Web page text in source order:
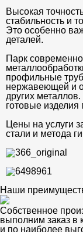
Высокая
стабильность и
Это особенно
деталей.
Парк
профильные
нержавеющей и
других
готовые изделия
Цены на услуги
стали и метода
Наши
Собственное
выполним заказ в
и по наиболее